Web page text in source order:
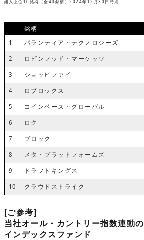
組入上位10銘柄（全40銘柄）2024年12月30日時点
銘柄
1
パランティア・テクノロジーズ
2
ロビンフッド・マーケッツ
3
ショッピファイ
4
ロブロックス
5
コインベース・グローバル
6
ロク
7
ブロック
8
メタ・プラットフォームズ
9
ドラフトキングス
10
クラウドストライク
[ご参考]
当社オール・カントリー指数連動の
インデックスファンド